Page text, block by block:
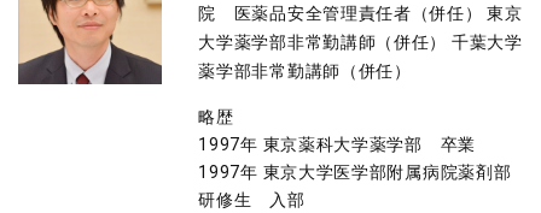
院 医薬品安全管理責任者（併任） 東京
大学薬学部非常勤講師（併任） 千葉大学
薬学部非常勤講師（併任）
略歴
1997年 東京薬科大学薬学部 卒業
1997年 東京大学医学部附属病院薬剤部
研修生 入部